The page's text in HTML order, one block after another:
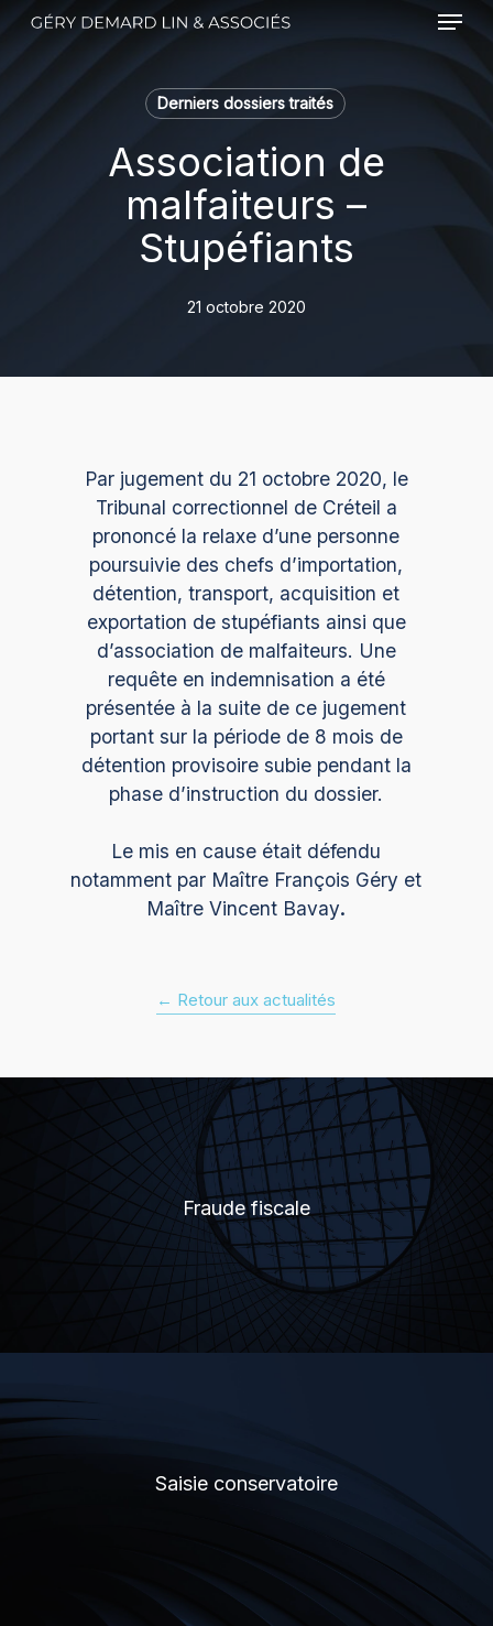
Menu
Derniers dossiers traités
Association de
malfaiteurs –
Stupéfiants
21 octobre 2020
Par jugement du 21 octobre 2020, le
Tribunal correctionnel de Créteil a
prononcé la relaxe d’une personne
poursuivie des chefs d’importation,
détention, transport, acquisition et
exportation de stupéfiants ainsi que
d’association de malfaiteurs. Une
requête en indemnisation a été
présentée à la suite de ce jugement
portant sur la période de 8 mois de
détention provisoire subie pendant la
phase d’instruction du dossier.
Le mis en cause était défendu
notamment par Maître François Géry et
Maître Vincent Bavay.
← Retour aux actualités
Fraude fiscale
Saisie conservatoire